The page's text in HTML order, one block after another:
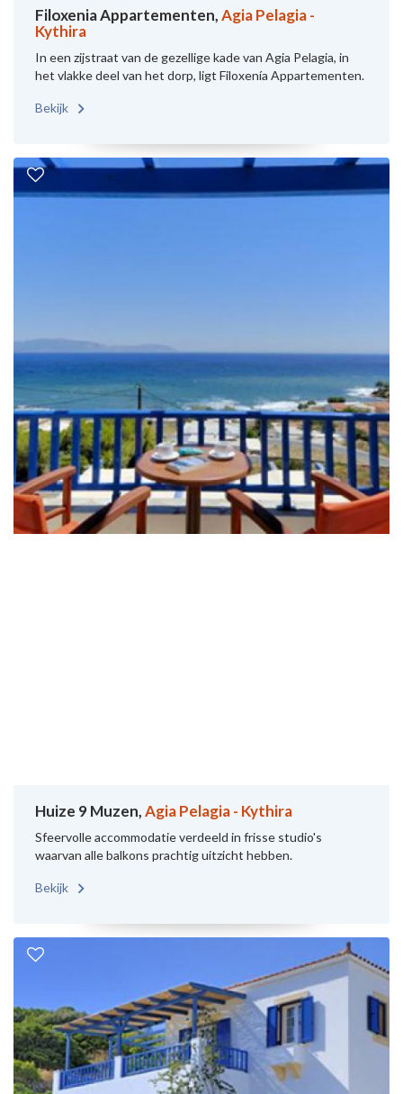
Filoxenia Appartementen,Agia Pelagia -
Kythira
In een zijstraat van de gezellige kade van Agia Pelagia, in
het vlakke deel van het dorp, ligt Filoxenía Appartementen.
Bekijk
Huize 9 Muzen,Agia Pelagia - Kythira
Sfeervolle accommodatie verdeeld in frisse studio's
waarvan alle balkons prachtig uitzicht hebben.
Bekijk